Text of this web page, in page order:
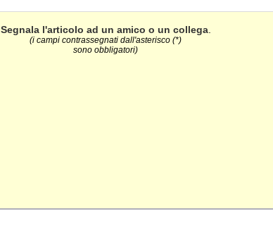
Segnala l'articolo ad un amico o un collega.
(i campi contrassegnati dall'asterisco (*)
sono obbligatori)